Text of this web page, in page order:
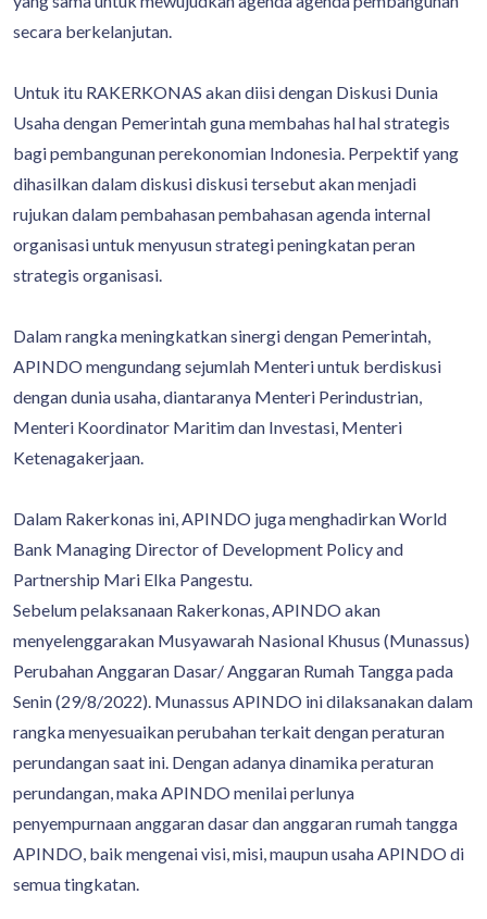
secara berkelanjutan.
Untuk itu RAKERKONAS akan diisi dengan Diskusi Dunia
Usaha dengan Pemerintah guna membahas hal hal strategis
bagi pembangunan perekonomian Indonesia. Perpektif yang
dihasilkan dalam diskusi diskusi tersebut akan menjadi
rujukan dalam pembahasan pembahasan agenda internal
organisasi untuk menyusun strategi peningkatan peran
strategis organisasi.
Dalam rangka meningkatkan sinergi dengan Pemerintah,
APINDO mengundang sejumlah Menteri untuk berdiskusi
dengan dunia usaha, diantaranya Menteri Perindustrian,
Menteri Koordinator Maritim dan Investasi, Menteri
Ketenagakerjaan.
Dalam Rakerkonas ini, APINDO juga menghadirkan World
Bank Managing Director of Development Policy and
Partnership Mari Elka Pangestu.
Sebelum pelaksanaan Rakerkonas, APINDO akan
menyelenggarakan Musyawarah Nasional Khusus (Munassus)
Perubahan Anggaran Dasar/ Anggaran Rumah Tangga pada
Senin (29/8/2022). Munassus APINDO ini dilaksanakan dalam
rangka menyesuaikan perubahan terkait dengan peraturan
perundangan saat ini. Dengan adanya dinamika peraturan
perundangan, maka APINDO menilai perlunya
penyempurnaan anggaran dasar dan anggaran rumah tangga
APINDO, baik mengenai visi, misi, maupun usaha APINDO di
semua tingkatan.